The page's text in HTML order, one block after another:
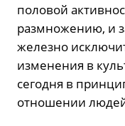
половой
размножению, и
железно
изменения в
сегодня в
отношении